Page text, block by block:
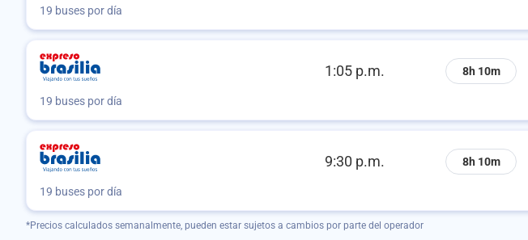
19 buses por día
1:05 p.m. 8h 10m
19 buses por día
9:30 p.m. 8h 10m
19 buses por día
*Precios calculados semanalmente, pueden estar sujetos a cambios por parte del operador